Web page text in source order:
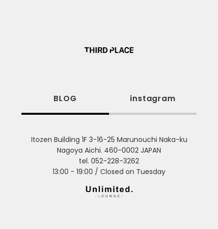
BLOG instagram
Itozen Building 1F 3-16-25 Marunouchi Naka-ku
Nagoya Aichi. 460-0002 JAPAN
tel. 052-228-3262
13:00 - 19:00 / Closed on Tuesday